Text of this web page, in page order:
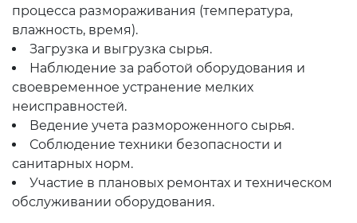
процесса размораживания (температура,
влажность, время).
Загрузка и выгрузка сырья.
Наблюдение за работой оборудования и
своевременное устранение мелких
неисправностей.
Ведение учета размороженного сырья.
Соблюдение техники безопасности и
санитарных норм.
Участие в плановых ремонтах и техническом
обслуживании оборудования.